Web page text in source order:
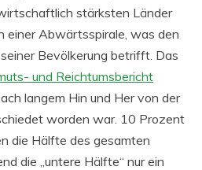
stärksten Länder
einer Abwärtsspirale, was den
Bevölkerung betrifft. Das
und Reichtumsbericht
langem Hin und Her von der
worden war. 10 Prozent
die Hälfte des gesamten
die „untere Hälfte“ nur ein